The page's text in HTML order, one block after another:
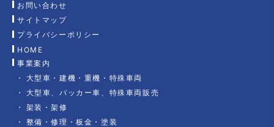
HOME
事業案内
大型車・建機・重機・特殊車両
大型車、パッカー車、特殊車両販売
架装・架修
整備・修理・板金・塗装
お問い合わせ
サイトマップ
プライバシーポリシー